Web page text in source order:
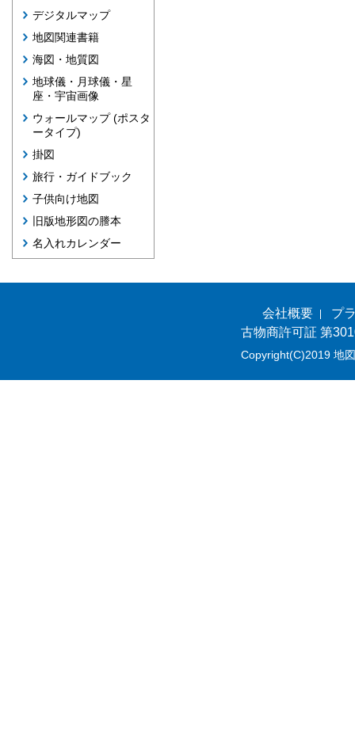
デジタルマップ
地図関連書籍
海図・地質図
地球儀・月球儀・星
座・宇宙画像
ウォールマップ (ポスタ
ータイプ)
掛図
旅行・ガイドブック
子供向け地図
旧版地形図の謄本
名入れカレンダー
会社概要
プ
古物商許可証 第
Copyright(C)2019 地